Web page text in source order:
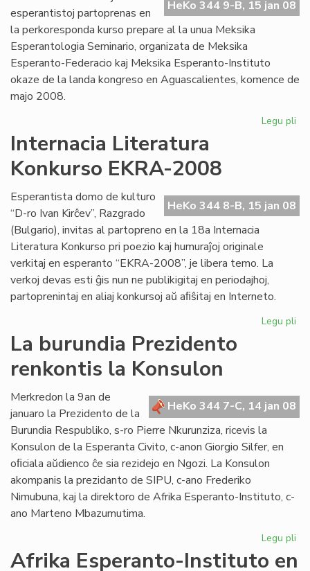
HeKo 344 9-B, 15 jan 08
esperantistoj partoprenas en
la perkoresponda kurso prepare al la unua Meksika
Esperantologia Seminario, organizata de Meksika
Esperanto-Federacio kaj Meksika Esperanto-Instituto
okaze de la landa kongreso en Aguascalientes, komence de
majo 2008.
Legu pli
Internacia Literatura
Konkurso EKRA-2008
HeKo 344 8-B, 15 jan 08
Esperantista domo de kulturo
“D-ro Ivan Kirĉev”, Razgrado
(Bulgario), invitas al partopreno en la 18a Internacia
Literatura Konkurso pri poezio kaj humuraĵoj originale
verkitaj en esperanto “EKRA-2008”, je libera temo. La
verkoj devas esti ĝis nun ne publikigitaj en periodajhoj,
partoprenintaj en aliaj konkursoj aŭ aﬁŝitaj en Interneto.
Legu pli
La burundia Prezidento
renkontis la Konsulon
HeKo 344 7-C, 14 jan 08
Merkredon la 9an de
januaro la Prezidento de la
Burundia Respubliko, s-ro Pierre Nkurunziza, ricevis la
Konsulon de la Esperanta Civito, c-anon Giorgio Silfer, en
oﬁciala aŭdienco ĉe sia rezidejo en Ngozi. La Konsulon
akompanis la prezidanto de SIPU, c-ano Frederiko
Nimubuna, kaj la direktoro de Afrika Esperanto-Instituto, c-
ano Marteno Mbazumutima.
Legu pli
Afrika Esperanto-Instituto en